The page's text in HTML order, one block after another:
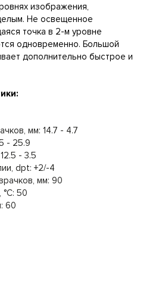
изображения,
Не освещенное
точка в 2-м уровне
одновременно. Большой
дополнительно быстрое и
мм: 14.7 - 4.7
- 25.9
- 3.5
dpt: +2/-4
мм: 90
50
60